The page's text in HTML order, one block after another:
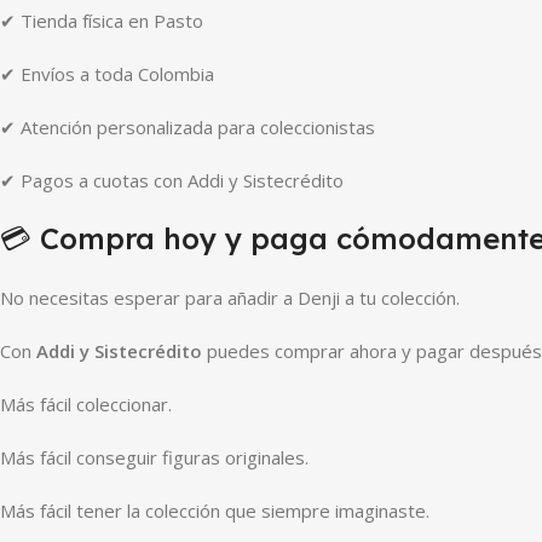
✔ Tienda física en Pasto
✔ Envíos a toda Colombia
✔ Atención personalizada para coleccionistas
✔ Pagos a cuotas con Addi y Sistecrédito
💳 Compra hoy y paga
No necesitas esperar para añadir a Denji a tu colección.
Con Addi y Sistecrédito puedes comprar ahora y pagar
Más fácil coleccionar.
Más fácil conseguir figuras originales.
Más fácil tener la colección que siempre imaginaste.